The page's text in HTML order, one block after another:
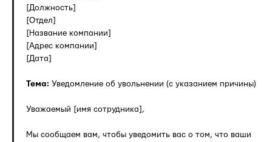
[Должность]
[Отдел]
[Название компании]
[Адрес компании]
[Дата]
Тема: Уведомление об увольнении (с указанием причины)
Уважаемый [имя сотрудника],
Мы сообщаем вам, чтобы уведомить вас о том, что ваши